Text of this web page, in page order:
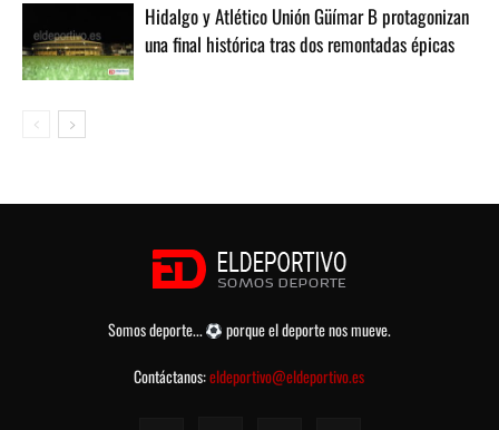
Hidalgo y Atlético Unión Güímar B protagonizan
una final histórica tras dos remontadas épicas
Somos deporte...
porque el deporte nos mueve.
Contáctanos:eldeportivo@eldeportivo.es